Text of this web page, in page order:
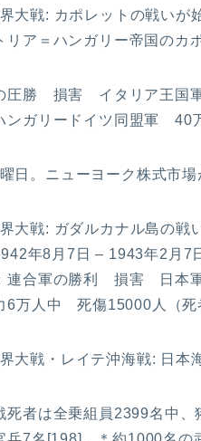
大戦: カポレットの戦い
ア＝ハンガリー帝国のカ
圧勝 損害 イタリア王
ガリードイツ同盟軍 40
日。ニューヨーク株式市場
大戦: ガダルカナル島の戦
年8月7日 – 1943年2月7
連合軍の勝利 損害 日
万人中 死傷15000人（死
大戦・レイテ沖海戦: 日本
死者は全乗組員2399名中